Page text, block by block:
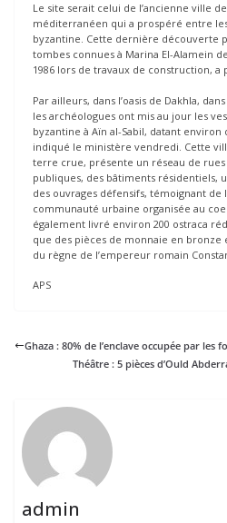
Le site serait celui de l’ancienne ville
méditerranéen qui a prospéré entre
byzantine. Cette dernière découverte
tombes connues à Marina El-Alamein
1986 lors de travaux de construction, a
Par ailleurs, dans l’oasis de Dakhla,
les archéologues ont mis au jour les
byzantine à Aïn al-Sabil, datant environ
indiqué le ministère vendredi. Cette
terre crue, présente un réseau de rues
publiques, des bâtiments résidentiels,
des ouvrages défensifs, témoignant de
communauté urbaine organisée au
également livré environ 200 ostraca
que des pièces de monnaie en
du règne de l’empereur romain
APS
Ghaza : 80% de l’enclave occupée par les
Théâtre : 5 pièces d’Ould
admin